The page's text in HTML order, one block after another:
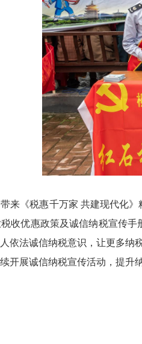
来《税惠千万家 共建现代化
收优惠政策及诚信纳税宣传
依法诚信纳税意识，让更多纳
开展诚信纳税宣传活动，提升